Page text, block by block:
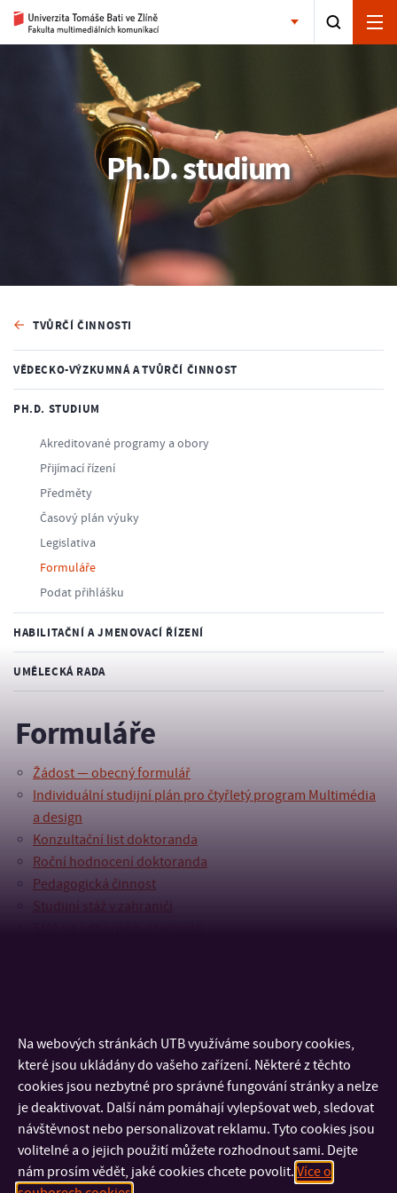
Ph.D. studium
TVŮRČÍ ČINNOSTI
VĚDECKO-VÝZKUMNÁ A TVŮRČÍ ČINNOST
PH.D. STUDIUM
Akreditované programy a obory
Přijímací řízení
Předměty
Časový plán výuky
Legislativa
Formuláře
Podat přihlášku
HABILITAČNÍ A JMENOVACÍ ŘÍZENÍ
UMĚLECKÁ RADA
Formuláře
Žádost — obecný formulář
Individuální studijní plán pro čtyřletý program Multimédia
a design
Konzultační list doktoranda
Roční hodnocení doktoranda
Pedagogická činnost
Studijní stáž v zahraničí
Zápis o vnitřní obhajobě disertační práce
Na webových stránkách UTB využíváme soubory cookies,
které jsou ukládány do vašeho zařízení. Některé z těchto
cookies jsou nezbytné pro správné fungování stránky a nelze
je deaktivovat. Další nám pomáhají vylepšovat web, sledovat
návštěvnost nebo personalizovat reklamu. Tyto cookies jsou
volitelné a o jejich použití můžete rozhodnout sami. Dejte
nám prosím vědět, jaké cookies chcete povolit. Více o